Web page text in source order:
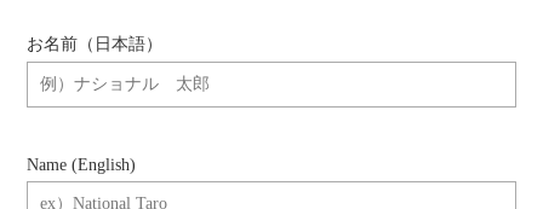
お名前（日本語）
Name (English)